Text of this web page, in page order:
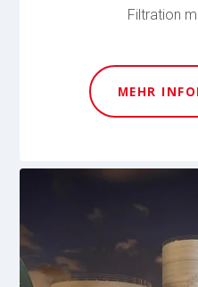
Filtration
MEHR